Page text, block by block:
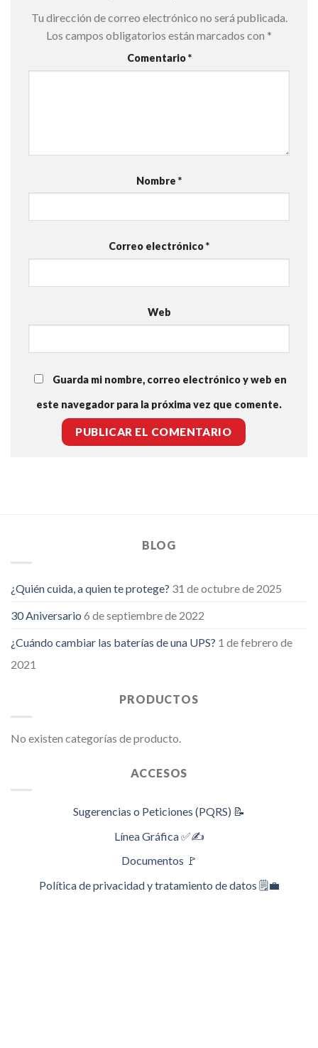
Tu dirección de correo electrónico no será publicada.
Los campos obligatorios están marcados con *
Comentario*
Nombre *
Correo electrónico*
Web
Guarda mi nombre, correo electrónico y web en
este navegador para la próxima vez que comente.
BLOG
¿Quién cuida, a quien te protege? 31 de octubre de 2025
30 Aniversario 6 de septiembre de 2022
¿Cuándo cambiar las baterías de una UPS? 1 de febrero de
2021
PRODUCTOS
No existen categorías de producto.
ACCESOS
Sugerencias o Peticiones (PQRS) 📝
Línea Gráfica ✅✍️
Documentos 🚩
Política de privacidad y tratamiento de datos 🗒️💼